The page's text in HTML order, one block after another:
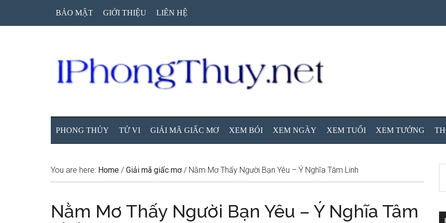
BẢO MẬT GIỚI THIỆU LIÊN HỆ
PHONG THỦY TỬ VI GIẢI MÃ GIẤC MƠ XEM BÓI XEM NGÀY XEM TUỔI XEM TƯỚNG
You are here: Home / Giải mã giấc mơ / Nằm Mơ Thấy Người Bạn Yêu – Ý Nghĩa Tâm Linh
Nằm Mơ Thấy Người Bạn Yêu – Ý Nghĩa Tâm